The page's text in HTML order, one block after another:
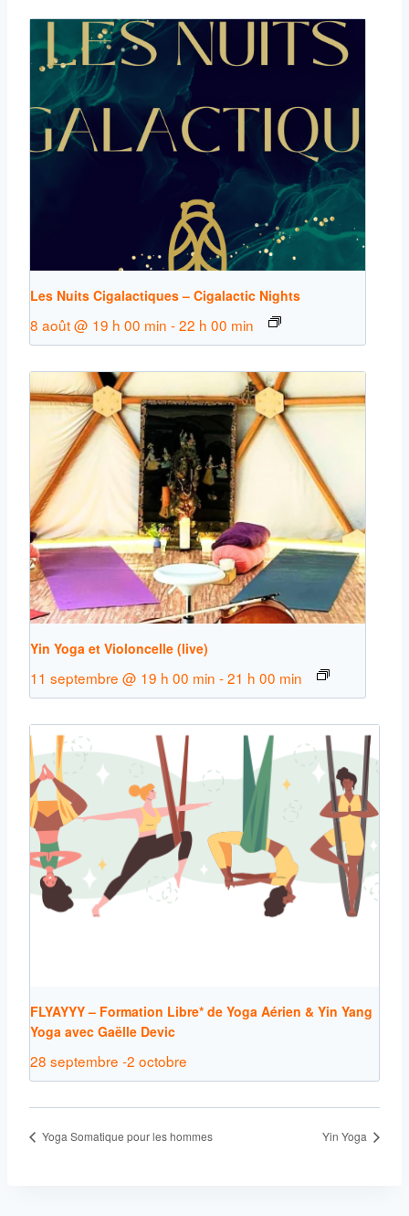
Les Nuits Cigalactiques – Cigalactic Nights
8 août @ 19 h 00 min -22 h 00 min
Yin Yoga et Violoncelle (live)
11 septembre @ 19 h 00 min -21 h 00 min
FLYAYYY – Formation Libre* de Yoga Aérien & Yin Yang
Yoga avec Gaëlle Devic
28 septembre -2 octobre
Yoga Somatique pour les hommes Yin Yoga